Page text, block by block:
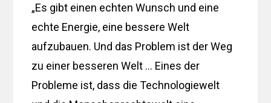
„Es gibt einen echten Wunsch und eine
echte Energie, eine bessere Welt
aufzubauen. Und das Problem ist der Weg
zu einer besseren Welt … Eines der
Probleme ist, dass die Technologiewelt